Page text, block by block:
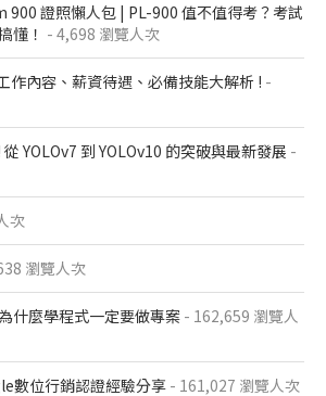
證照懶人包​ | PL-900 值不值得考？考試
懂​！ - 4,698 瀏覽人次
作內容、薪資待遇、必備技能大解析 ! -
YOLOv7 到 YOLOv10 的突破與最新發展 -
次
瀏覽人次
什麼學程式一定要做專案 - 162,659 瀏覽人
數位行銷認證經驗分享 - 161,027 瀏覽人次